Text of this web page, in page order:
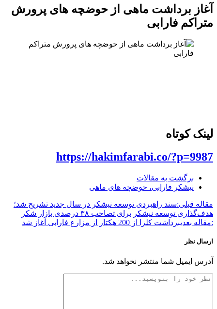
آغاز برداشت ماهی از حوضچه های پرورش
متراکم فارابی
لینک کوتاه
https://hakimfarabi.co/?p=9987
برگشت به مقالات
نیشکر فارابی، حوضچه های ماهی
مقاله قبلی:سند راهبردی توسعه نیشکر در سال جدید تشریح شد؛
هدف‌گذاری توسعه نیشکر برای تصاحب ۳۸ درصدی بازار شکر
:مقاله بعدیبرداشت کلزا از 200 هکتار از مزارع فارابی آغاز شد
ارسال نظر
آدرس ایمیل شما منتشر نخواهد شد.